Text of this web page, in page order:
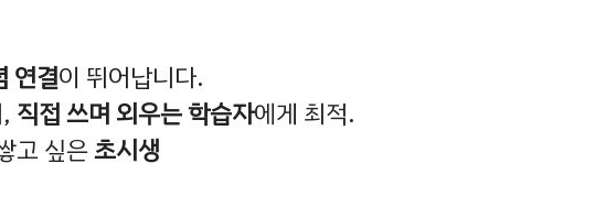
연결이 뛰어납니다.
직접 쓰며 외우는 학습자에게 최적.
고 싶은초시생